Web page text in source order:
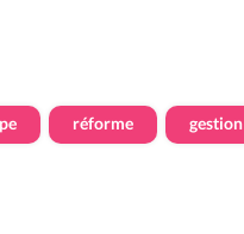
réforme gestion